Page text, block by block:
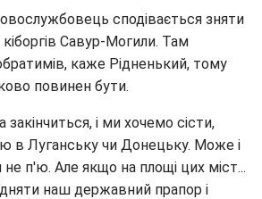
сподівається зняти
Савур-Могили. Там
каже Рідненький, тому
повинен бути.
закінчиться, і ми хочемо сісти,
в Луганську чи Донецьку. Може і
не п'ю. Але якщо на площі цих міст...
наш державний прапор і